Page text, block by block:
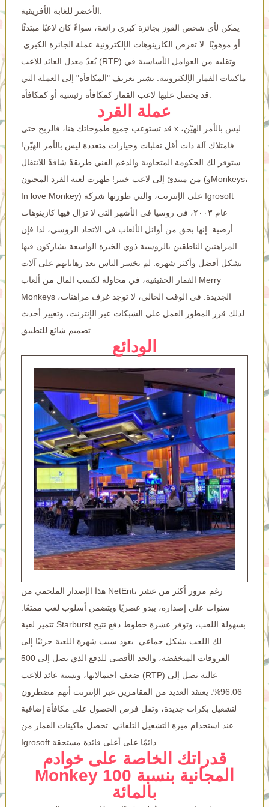
يمكن لأي شخص الفوز بجائزة كبرى رائعة، سواءً كان لاعبًا مبتدئًا
أو موهوبًا. لا تعرض الكازينوهات الإلكترونية عملة الجائزة الكبرى.
يُعدّ معدل العائد للاعب (RTP) وتقلبه من العوامل الأساسية في
ماكينات القمار الإلكترونية. يشير تعريف "المكافأة" إلى العملة التي
عملة القرد
قد تستوعب جميع طموحاتك هنا، فالربح حتى x ليس بالأمر الهيّن،
فامتلاك آلة ذات أقل تقلبات وخيارات متعددة ليس بالأمر الهيّن!
ستوفر لك الحكومة المتجاوبة والدعم الفني طريقةً شاقةً للانتقال
من مبتدئ إلى لاعب خبير! ظهرت لعبة القرد المجنون (وMonkeys،
In love Monkey) على الإنترنت، والتي طورتها شركة Igrosoft
عام ٢٠٠٣، في روسيا في الأشهر التي لا تزال فيها كازينوهات
أرضية. إنها بحق من أوائل الألعاب في الاتحاد الروسي، لذا فإن
المراهنين الناطقين بالروسية ذوي الخبرة الواسعة يشاركون فيها
بشكل أفضل وأكثر شهرة. لم يخسر الناس بعد رهاناتهم على آلات
القمار الحقيقية، في محاولة لكسب المال من ألعاب Merry
Monkeys الجديدة. في الوقت الحالي، لا توجد غرف مراهنات،
لذلك قرر المطور العمل على الشبكات عبر الإنترنت، وتغيير أحدث
تصميم شائع للتطبيق.
الودائع
هذا الإصدار الملحمي من NetEnt، رغم مرور أكثر من عشر
سنوات على إصداره، يبدو عصريًا ويتضمن أسلوب لعب ممتعًا.
تتميز لعبة Starburst بسهولة اللعب، وتوفر عشرة خطوط دفع تتيح
لك اللعب بشكل جماعي. يعود سبب شهرة اللعبة جزئيًا إلى
الفروقات المنخفضة، والحد الأقصى للدفع الذي يصل إلى 500
ضعف احتمالاتها، ونسبة عائد للاعب (RTP) عالية تصل إلى
96.06%. يعتقد العديد من المقامرين عبر الإنترنت أنهم مضطرون
لتشغيل بكرات جديدة، وتقل فرص الحصول على مكافأة إضافية
عند استخدام ميزة التشغيل التلقائي. تحصل ماكينات القمار من
Igrosoft دائمًا على أعلى فائدة مستحقة.
قدراتك الخاصة على خوادم
Monkey المجانية بنسبة 100
بالمائة